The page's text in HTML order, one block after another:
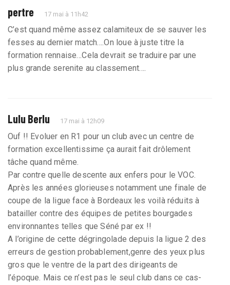
pertre 17 mai à 11h42
C’est quand même assez calamiteux de se sauver les
fesses au dernier match….On loue à juste titre la
formation rennaise…Cela devrait se traduire par une
plus grande serenite au classement….
Lulu Berlu 17 mai à 12h09
Ouf !! Evoluer en R1 pour un club avec un centre de
formation excellentissime ça aurait fait drôlement
tâche quand même.
Par contre quelle descente aux enfers pour le VOC.
Après les années glorieuses notamment une finale de
coupe de la ligue face à Bordeaux les voilà réduits à
batailler contre des équipes de petites bourgades
environnantes telles que Séné par ex !!
A l’origine de cette dégringolade depuis la ligue 2 des
erreurs de gestion probablement,genre des yeux plus
gros que le ventre de la part des dirigeants de
l’époque. Mais ce n’est pas le seul club dans ce cas-